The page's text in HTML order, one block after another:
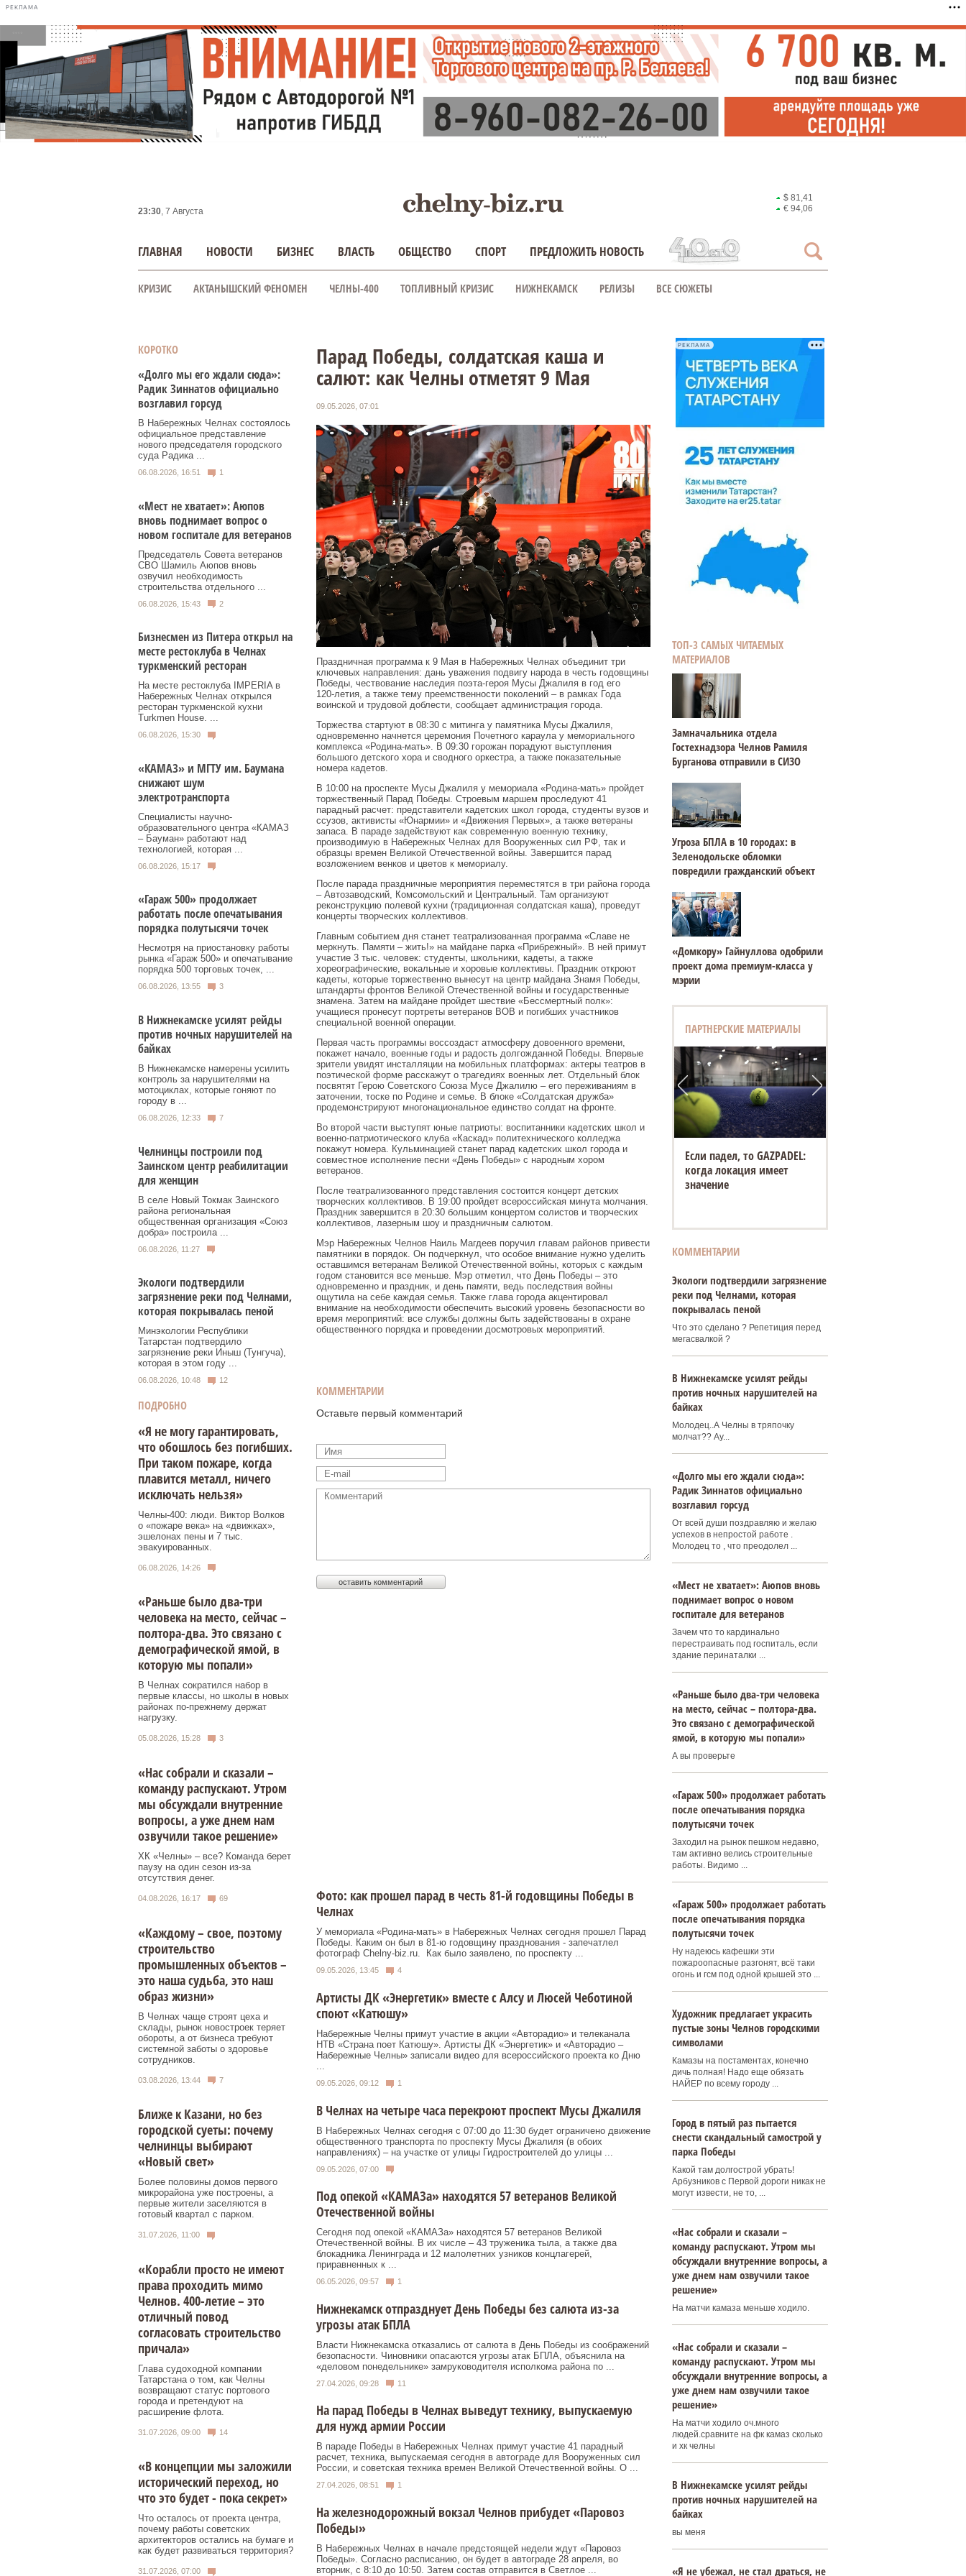
РЕКЛАМА
23:30, 7 Августа
$ 81,41
€ 94,06
ГЛАВНАЯ НОВОСТИ БИЗНЕС ВЛАСТЬ ОБЩЕСТВО СПОРТ ПРЕДЛОЖИТЬ НОВОСТЬ
КРИЗИС АКТАНЫШСКИЙ ФЕНОМЕН ЧЕЛНЫ-400 ТОПЛИВНЫЙ КРИЗИС НИЖНЕКАМСК РЕЛИЗЫ ВСЕ СЮЖЕТЫ
КОРОТКО
«Долго мы его ждали сюда»:
Радик Зиннатов официально
возглавил горсуд
В Набережных Челнах состоялось
официальное представление
нового председателя городского
суда Радика ...
06.08.2026, 16:51 1
«Мест не хватает»: Аюпов
вновь поднимает вопрос о
новом госпитале для ветеранов
Председатель Совета ветеранов
СВО Шамиль Аюпов вновь
озвучил необходимость
строительства отдельного ...
06.08.2026, 15:43 2
Бизнесмен из Питера открыл на
месте рестоклуба в Челнах
туркменский ресторан
На месте рестоклуба IMPERIA в
Набережных Челнах открылся
ресторан туркменской кухни
Turkmen House. ...
06.08.2026, 15:30
«КАМАЗ» и МГТУ им. Баумана
снижают шум
электротранспорта
Специалисты научно-
образовательного центра «КАМАЗ
– Бауман» работают над
технологией, которая ...
06.08.2026, 15:17
«Гараж 500» продолжает
работать после опечатывания
порядка полутысячи точек
Несмотря на приостановку работы
рынка «Гараж 500» и опечатывание
порядка 500 торговых точек, ...
06.08.2026, 13:55 3
В Нижнекамске усилят рейды
против ночных нарушителей на
байках
В Нижнекамске намерены усилить
контроль за нарушителями на
мотоциклах, которые гоняют по
городу в ...
06.08.2026, 12:33 7
Челнинцы построили под
Заинском центр реабилитации
для женщин
В селе Новый Токмак Заинского
района региональная
общественная организация «Союз
добра» построила ...
06.08.2026, 11:27
Экологи подтвердили
загрязнение реки под Челнами,
которая покрывалась пеной
Минэкологии Республики
Татарстан подтвердило
загрязнение реки Иныш (Тунгуча),
которая в этом году ...
06.08.2026, 10:48 12
ПОДРОБНО
«Я не могу гарантировать,
что обошлось без погибших.
При таком пожаре, когда
плавится металл, ничего
исключать нельзя»
Челны-400: люди. Виктор Волков
о «пожаре века» на «движках»,
эшелонах пены и 7 тыс.
эвакуированных.
06.08.2026, 14:26
«Раньше было два-три
человека на место, сейчас –
полтора-два. Это связано с
демографической ямой, в
которую мы попали»
В Челнах сократился набор в
первые классы, но школы в новых
районах по-прежнему держат
нагрузку.
05.08.2026, 15:28 3
«Нас собрали и сказали –
команду распускают. Утром
мы обсуждали внутренние
вопросы, а уже днем нам
озвучили такое решение»
ХК «Челны» – все? Команда берет
паузу на один сезон из-за
отсутствия денег.
04.08.2026, 16:17 69
«Каждому – свое, поэтому
строительство
промышленных объектов –
это наша судьба, это наш
образ жизни»
В Челнах чаще строят цеха и
склады, рынок новостроек теряет
обороты, а от бизнеса требуют
системной заботы о здоровье
сотрудников.
03.08.2026, 13:44 7
Ближе к Казани, но без
городской суеты: почему
челнинцы выбирают
«Новый свет»
Более половины домов первого
микрорайона уже построены, а
первые жители заселяются в
готовый квартал с парком.
31.07.2026, 11:00
«Корабли просто не имеют
права проходить мимо
Челнов. 400-летие – это
отличный повод
согласовать строительство
причала»
Глава судоходной компании
Татарстана о том, как Челны
возвращают статус портового
города и претендуют на
расширение флота.
31.07.2026, 09:00 14
«В концепции мы заложили
исторический переход, но
что это будет - пока секрет»
Что осталось от проекта центра,
почему работы советских
архитекторов остались на бумаге и
как будет развиваться территория?
31.07.2026, 07:00
Парад Победы, солдатская каша и
салют: как Челны отметят 9 Мая
09.05.2026, 07:01
Праздничная программа к 9 Мая в Набережных Челнах объединит три
ключевых направления: дань уважения подвигу народа в честь годовщины
Победы, чествование наследия поэта‑героя Мусы Джалиля в год его
120‑летия, а также тему преемственности поколений – в рамках Года
воинской и трудовой доблести, сообщает администрация города.
Торжества стартуют в 08:30 с митинга у памятника Мусы Джалиля,
одновременно начнется церемония Почетного караула у мемориального
комплекса «Родина‑мать». В 09:30 горожан порадуют выступления
большого детского хора и сводного оркестра, а также показательные
номера кадетов.
В 10:00 на проспекте Мусы Джалиля у мемориала «Родина‑мать» пройдет
торжественный Парад Победы. Строевым маршем проследуют 41
парадный расчет: представители кадетских школ города, студенты вузов и
ссузов, активисты «Юнармии» и «Движения Первых», а также ветераны
запаса. В параде задействуют как современную военную технику,
производимую в Набережных Челнах для Вооруженных сил РФ, так и
образцы времен Великой Отечественной войны. Завершится парад
возложением венков и цветов к мемориалу.
После парада праздничные мероприятия переместятся в три района города
– Автозаводский, Комсомольский и Центральный. Там организуют
реконструкцию полевой кухни (традиционная солдатская каша), проведут
концерты творческих коллективов.
Главным событием дня станет театрализованная программа «Славе не
меркнуть. Памяти – жить!» на майдане парка «Прибрежный». В ней примут
участие 3 тыс. человек: студенты, школьники, кадеты, а также
хореографические, вокальные и хоровые коллективы. Праздник откроют
кадеты, которые торжественно вынесут на центр майдана Знамя Победы,
штандарты фронтов Великой Отечественной войны и государственные
знамена. Затем на майдане пройдет шествие «Бессмертный полк»:
учащиеся пронесут портреты ветеранов ВОВ и погибших участников
специальной военной операции.
Первая часть программы воссоздаст атмосферу довоенного времени,
покажет начало, военные годы и радость долгожданной Победы. Впервые
зрители увидят инсталляции на мобильных платформах: актеры театров в
поэтической форме расскажут о трагедиях военных лет. Отдельный блок
посвятят Герою Советского Союза Мусе Джалилю – его переживаниям в
заточении, тоске по Родине и семье. В блоке «Солдатская дружба»
продемонстрируют многонациональное единство солдат на фронте.
Во второй части выступят юные патриоты: воспитанники кадетских школ и
военно‑патриотического клуба «Каскад» политехнического колледжа
покажут номера. Кульминацией станет парад кадетских школ города и
совместное исполнение песни «День Победы» с народным хором
ветеранов.
После театрализованного представления состоится концерт детских
творческих коллективов. В 19:00 пройдет всероссийская минута молчания.
Праздник завершится в 20:30 большим концертом солистов и творческих
коллективов, лазерным шоу и праздничным салютом.
Мэр Набережных Челнов Наиль Магдеев поручил главам районов привести
памятники в порядок. Он подчеркнул, что особое внимание нужно уделить
оставшимся ветеранам Великой Отечественной войны, которых с каждым
годом становится все меньше. Мэр отметил, что День Победы – это
одновременно и праздник, и день памяти, ведь последствия войны
ощутила на себе каждая семья. Также глава города акцентировал
внимание на необходимости обеспечить высокий уровень безопасности во
время мероприятий: все службы должны быть задействованы в охране
общественного порядка и проведении досмотровых мероприятий.
КОММЕНТАРИИ
Оставьте первый комментарий
Фото: как прошел парад в честь 81-й годовщины Победы в
Челнах
У мемориала «Родина-мать» в Набережных Челнах сегодня прошел Парад
Победы. Каким он был в 81-ю годовщину празднования - запечатлел
фотограф Chelny-biz.ru. Как было заявлено, по проспекту ...
09.05.2026, 13:45 4
Артисты ДК «Энергетик» вместе с Алсу и Люсей Чеботиной
споют «Катюшу»
Набережные Челны примут участие в акции «Авторадио» и телеканала
НТВ «Страна поет Катюшу». Артисты ДК «Энергетик» и «Авторадио –
Набережные Челны» записали видео для всероссийского проекта ко Дню
09.05.2026, 09:12 1
В Челнах на четыре часа перекроют проспект Мусы Джалиля
В Набережных Челнах сегодня с 07:00 до 11:30 будет ограничено движение
общественного транспорта по проспекту Мусы Джалиля (в обоих
направлениях) – на участке от улицы Гидростроителей до улицы ...
09.05.2026, 07:00
Под опекой «КАМАЗа» находятся 57 ветеранов Великой
Отечественной войны
Сегодня под опекой «КАМАЗа» находятся 57 ветеранов Великой
Отечественной войны. В их числе – 43 труженика тыла, а также два
блокадника Ленинграда и 12 малолетних узников концлагерей,
приравненных к ...
06.05.2026, 09:57 1
Нижнекамск отпразднует День Победы без салюта из-за
угрозы атак БПЛА
Власти Нижнекамска отказались от салюта в День Победы из соображений
безопасности. Чиновники опасаются угрозы атак БПЛА, объяснила на
«деловом понедельнике» замруководителя исполкома района по ...
27.04.2026, 09:28 11
На парад Победы в Челнах выведут технику, выпускаемую
для нужд армии России
В параде Победы в Набережных Челнах примут участие 41 парадный
расчет, техника, выпускаемая сегодня в автограде для Вооруженных сил
России, и советская техника времен Великой Отечественной войны. О ...
27.04.2026, 08:51 1
На железнодорожный вокзал Челнов прибудет «Паровоз
Победы»
В Набережных Челнах в начале предстоящей недели ждут «Паровоз
Победы». Согласно расписанию, он будет в автограде 28 апреля, во
вторник, с 8:10 до 10:50. Затем состав отправится в Светлое ...
РЕКЛАМА
ТОП-3 САМЫХ ЧИТАЕМЫХ
МАТЕРИАЛОВ
Замначальника отдела
Гостехнадзора Челнов Рамиля
Бурганова отправили в СИЗО
Угроза БПЛА в 10 городах: в
Зеленодольске обломки
повредили гражданский объект
«Домкору» Гайнуллова одобрили
проект дома премиум-класса у
мэрии
ПАРТНЕРСКИЕ МАТЕРИАЛЫ
Если падел, то GAZPADEL:
когда локация имеет
значение
КОММЕНТАРИИ
Экологи подтвердили загрязнение
реки под Челнами, которая
покрывалась пеной
Что это сделано ? Репетиция перед
мегасвалкой ?
В Нижнекамске усилят рейды
против ночных нарушителей на
байках
Молодец..А Челны в тряпочку
молчат?? Ау...
«Долго мы его ждали сюда»:
Радик Зиннатов официально
возглавил горсуд
От всей души поздравляю и желаю
успехов в непростой работе .
Молодец то , что преодолел ...
«Мест не хватает»: Аюпов вновь
поднимает вопрос о новом
госпитале для ветеранов
Зачем что то кардинально
перестраивать под госпиталь, если
здание перинаталки ...
«Раньше было два-три человека
на место, сейчас – полтора-два.
Это связано с демографической
ямой, в которую мы попали»
А вы проверьте
«Гараж 500» продолжает работать
после опечатывания порядка
полутысячи точек
Заходил на рынок пешком недавно,
там активно велись строительные
работы. Видимо ...
«Гараж 500» продолжает работать
после опечатывания порядка
полутысячи точек
Ну надеюсь кафешки эти
пожароопасные разгонят, всё таки
огонь и гсм под одной крышей это ...
Художник предлагает украсить
пустые зоны Челнов городскими
символами
Камазы на постаментах, конечно
дичь полная! Надо еще обязать
НАЙЕР по всему городу ...
Город в пятый раз пытается
снести скандальный самострой у
парка Победы
Какой там долгострой убрать!
Арбузников с Первой дороги никак не
могут извести, не то, ...
«Нас собрали и сказали –
команду распускают. Утром мы
обсуждали внутренние вопросы, а
уже днем нам озвучили такое
решение»
На матчи камаза меньше ходило.
«Нас собрали и сказали –
команду распускают. Утром мы
обсуждали внутренние вопросы, а
уже днем нам озвучили такое
решение»
На матчи ходило оч.много
людей.сравните на фк камаз сколько
и хк челны
В Нижнекамске усилят рейды
против ночных нарушителей на
байках
вы меня
«Я не убежал, не стал драться, не